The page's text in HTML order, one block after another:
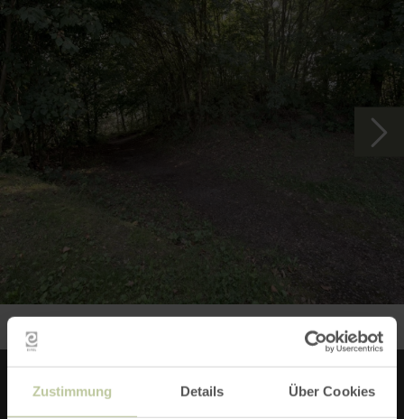
Zustimmung Details Über Cookies